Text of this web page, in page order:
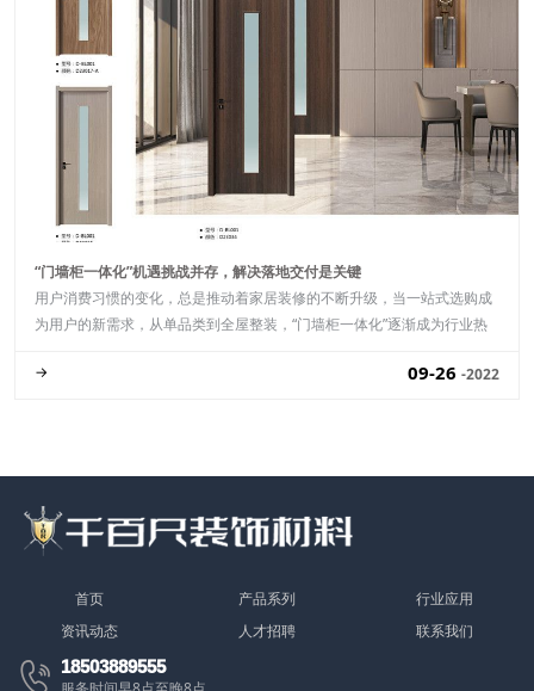
“门墙柜一体化”机遇挑战并存，解决落地交付是关键
用户消费习惯的变化，总是推动着家居装修的不断升级，当一站式选购成
为用户的新需求，从单品类到全屋整装，“门墙柜一体化”逐渐成为行业热
→
09-26 -2022
首页 产品系列
行业应用
资讯动态
人才招聘 联系我们
 18503889555